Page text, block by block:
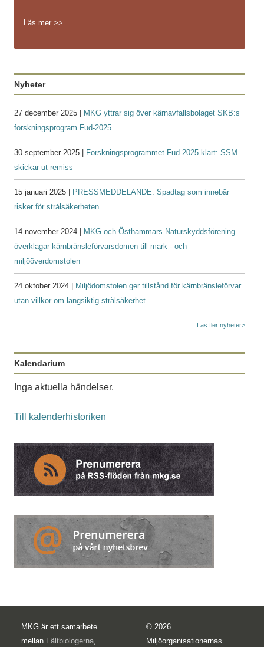
Läs mer >>
Nyheter
27 december 2025 |
MKG yttrar sig över kärnavfallsbolaget SKB:s
forskningsprogram Fud-2025
30 september 2025 |
Forskningsprogrammet Fud-2025 klart: SSM
skickar ut remiss
15 januari 2025 |
PRESSMEDDELANDE: Spadtag som innebär
risker för strålsäkerheten
14 november 2024 |
MKG och Östhammars Naturskyddsförening
överklagar kärnbränsleförvarsdomen till mark - och
miljööverdomstolen
24 oktober 2024 |
Miljödomstolen ger tillstånd för kärnbränsleförvar
utan villkor om långsiktig strålsäkerhet
Läs fler nyheter>
Kalendarium
Inga aktuella händelser.
Till kalenderhistoriken
MKG är ett samarbete
mellan Fältbiologerna
© 2026
Miljöorganisationernas